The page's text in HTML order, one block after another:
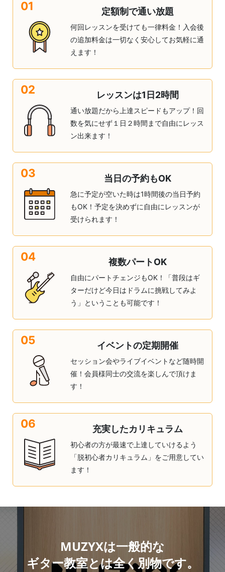
01 定額制で通い放題
何回レッスンを受けても一律料金！入会後
の追加料金は一切なく安心してお気軽に通
えます！
02 レッスンは1日2時間
通い放題だから上達スピードもアップ！回
数を気にせず１日２時間まで自由にレッス
ン出来ます！
03 当日の予約もOK
急に予定が空いた時は1時間後の当日予約
もOK！予定を決めずに自由にレッスンが
受けられます！
04 複数パートOK
自由にパートチェンジもOK！「普段はギ
ターだけど今日はドラムに挑戦してみよ
う」ということも可能です！
05 イベントの定期開催
セッション会やライブイベントなど随時開
催！会員様同士の交流を楽しんで頂けま
す！
06 充実したカリキュラム
初心者の方が最速で上達していけるよう
「脱初心者カリキュラム」をご用意してい
ます！
MUZYXは一般的な
ギター教室とは全く別物です。